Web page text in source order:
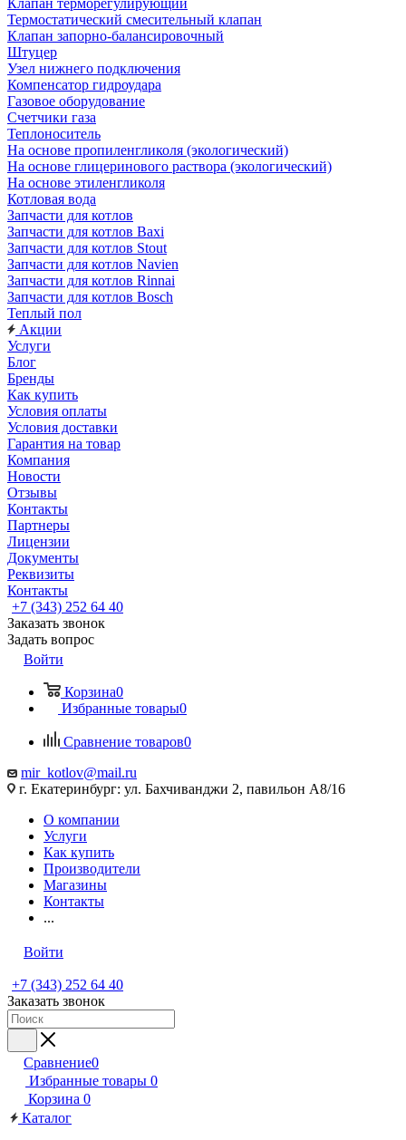
Клапан терморегулирующий
Термостатический смесительный клапан
Клапан запорно-балансировочный
Штуцер
Узел нижнего подключения
Компенсатор гидроудара
Газовое оборудование
Счетчики газа
Теплоноситель
На основе пропиленгликоля (экологический)
На основе глицеринового раствора (экологический)
На основе этиленгликоля
Котловая вода
Запчасти для котлов
Запчасти для котлов Baxi
Запчасти для котлов Stout
Запчасти для котлов Navien
Запчасти для котлов Rinnai
Запчасти для котлов Bosch
Теплый пол
Акции
Услуги
Блог
Бренды
Как купить
Условия оплаты
Условия доставки
Гарантия на товар
Компания
Новости
Отзывы
Контакты
Партнеры
Лицензии
Документы
Реквизиты
Контакты
+7 (343) 252 64 40
Заказать звонок
Задать вопрос
Войти
Корзина0
Избранные товары0
Сравнение товаров0
mir_kotlov@mail.ru
г. Екатеринбург: ул. Бахчиванджи 2, павильон А8/16
О компании
Услуги
Как купить
Производители
Магазины
Контакты
...
Войти
+7 (343) 252 64 40
Заказать звонок
Сравнение0
Избранные товары 0
Корзина 0
Каталог